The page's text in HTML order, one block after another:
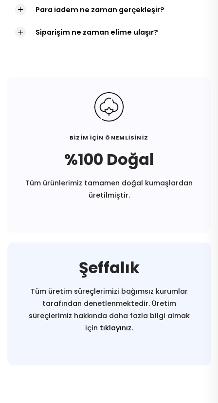
Para iadem ne zaman gerçekleşir?
Siparişim ne zaman elime ulaşır?
BİZİM İÇİN ÖNEMLİSİNİZ
%100 Doğal
Tüm ürünlerimiz tamamen doğal kumaşlardan
üretilmiştir.
Şeffalık
Tüm üretim süreçlerimizi bağımsız kurumlar
tarafından denetlenmektedir. Üretim
süreçlerimiz hakkında daha fazla bilgi almak
için tıklayınız.